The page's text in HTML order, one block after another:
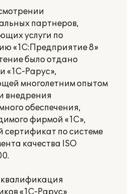
партнеров,
услуги по
«1С:Предприятие 8»
было отдано
«1С-Рарус»,
многолетним опытом
внедрения
обеспечения,
фирмой «1С»,
по системе
качества ISO
«1С-Рарус»